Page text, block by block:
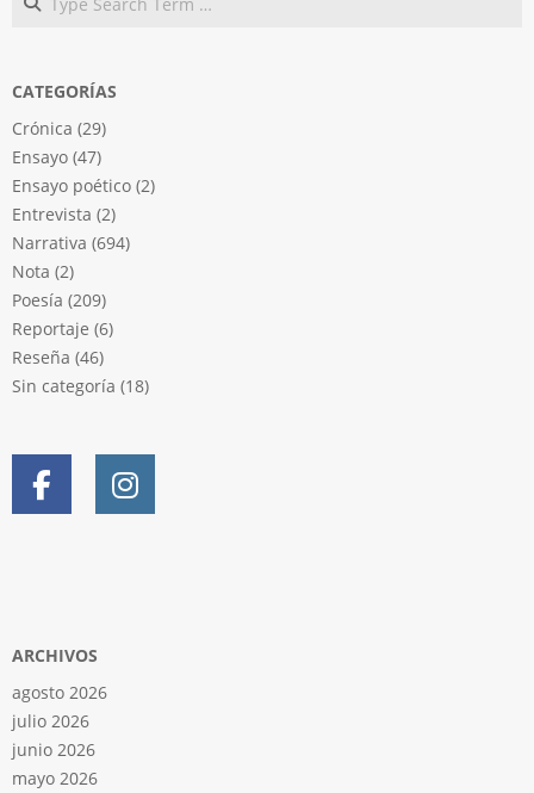
CATEGORÍAS
Crónica (29)
Ensayo (47)
Ensayo poético (2)
Entrevista (2)
Narrativa (694)
Nota (2)
Poesía (209)
Reportaje (6)
Reseña (46)
Sin categoría (18)
ARCHIVOS
agosto 2026
julio 2026
junio 2026
mayo 2026